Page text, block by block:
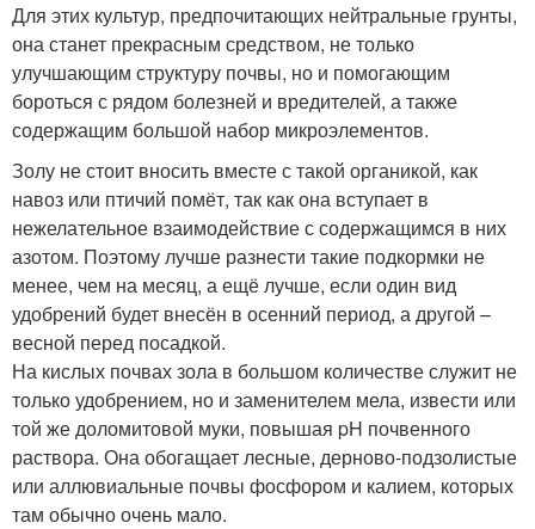
Для этих культур, предпочитающих нейтральные грунты,
она станет прекрасным средством, не только
улучшающим структуру почвы, но и помогающим
бороться с рядом болезней и вредителей, а также
содержащим большой набор микроэлементов.
Золу не стоит вносить вместе с такой органикой, как
навоз или птичий помёт, так как она вступает в
нежелательное взаимодействие с содержащимся в них
азотом. Поэтому лучше разнести такие подкормки не
менее, чем на месяц, а ещё лучше, если один вид
удобрений будет внесён в осенний период, а другой –
весной перед посадкой.
На кислых почвах зола в большом количестве служит не
только удобрением, но и заменителем мела, извести или
той же доломитовой муки, повышая pH почвенного
раствора. Она обогащает лесные, дерново-подзолистые
или аллювиальные почвы фосфором и калием, которых
там обычно очень мало.